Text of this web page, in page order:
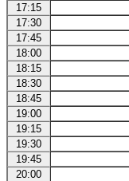
17:15
17:30
17:45
18:00
18:15
18:30
18:45
19:00
19:15
19:30
19:45
20:00